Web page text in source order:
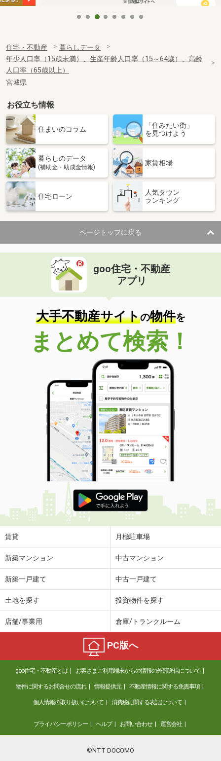
住宅・不動産
暮らしデータ
年少人口率（15歳未満）、生産年齢人口率（15～64歳）、高齢
人口率（65歳以上）
宮城県
お役立ち情報
住まいのコラム
「住みたい街」
を見つけよう
暮らしのデータ
(補助金・助成金情報)
家賃相場
住宅ローン
人気タウン
ランキング
ページトップに戻る
goo住宅・不動産
アプリ
大手不動産サイトの物件を
まとめて検索！
賃貸 月極駐車場
新築マンション 中古マンション
新築一戸建て 中古一戸建て
土地を探す 投資物件を探す
店舗/事業用 倉庫/トランクルーム
PC版へ
goo住宅・不動産とは お客さまご利用端末からの情報の外部送信について
物件に関するお問合せの流れ 情報提供元 不動産情報に関する免責事項
個人情報の取り扱いについて 消費税に関する表記について
プライバシーポリシー ヘルプ お問い合わせ 運営会社
©NTT DOCOMO